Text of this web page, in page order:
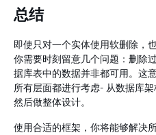
总结
即使只对一个实体使用软删除，
你需要时刻留意几个问题：删除
据库表中的数据并非都可用。这
所有层面都进行考虑- 从数据库
然后做整体设计。
使用合适的框架，你将能够解决